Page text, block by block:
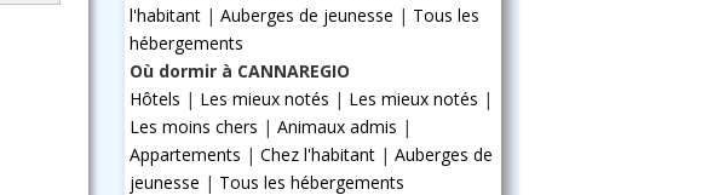
l'habitant| Auberges de jeunesse | Tous les
hébergements
Où dormir à CANNAREGIO
Hôtels | Les mieux notés | Les mieux notés |
Les moins chers | Animaux admis |
Appartements | Chez l'habitant| Auberges de
jeunesse | Tous les hébergements